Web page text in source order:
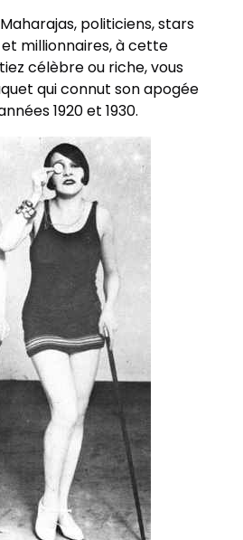
politiciens, stars
millionnaires, à cette
célèbre ou riche, vous
qui connut son apogée
1920 et 1930.